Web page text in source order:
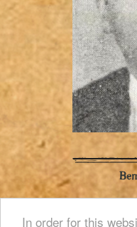
In order for this